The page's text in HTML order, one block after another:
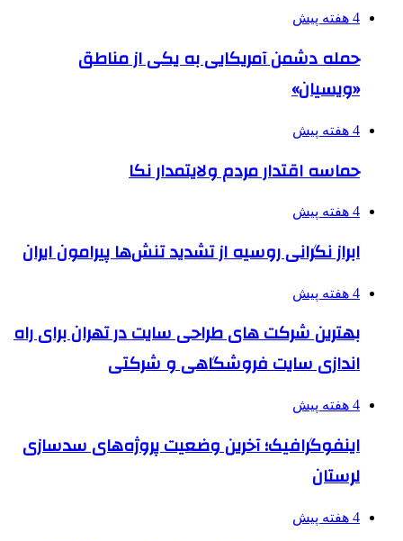
4 هفته پیش
حمله دشمن آمریکایی به یکی از مناطق
«ویسیان»
4 هفته پیش
حماسه اقتدار مردم ولایتمدار نکا
4 هفته پیش
ابراز نگرانی روسیه از تشدید تنش‌ها پیرامون ایران
4 هفته پیش
بهترین شرکت های طراحی سایت در تهران برای راه
اندازی سایت فروشگاهی و شرکتی
4 هفته پیش
اینفوگرافیک؛ آخرین وضعیت پروژه‌های سدسازی
لرستان
4 هفته پیش